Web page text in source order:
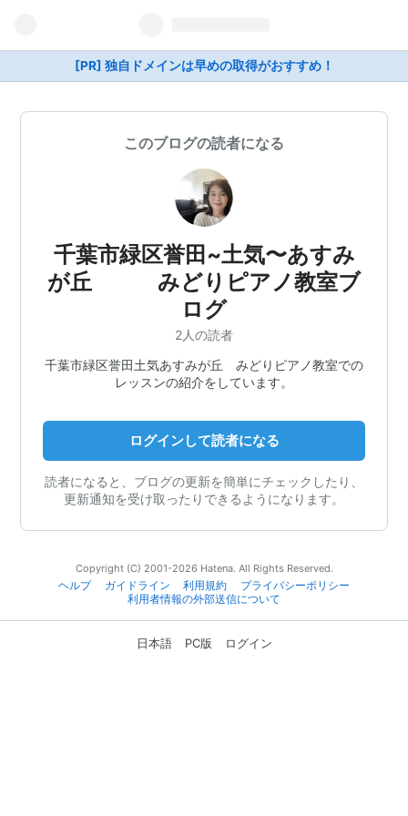
[PR] 独自ドメインは早めの取得がおすすめ！
このブログの読者になる
千葉市緑区誉田~土気〜あすみ
が丘 みどりピアノ教室ブ
ログ
2人の読者
千葉市緑区誉田土気あすみが丘 みどりピアノ教室での
レッスンの紹介をしています。
ログインして読者になる
読者になると、ブログの更新を簡単にチェックしたり、
更新通知を受け取ったりできるようになります。
Copyright (C) 2001-2026 Hatena. All Rights Reserved.
ヘルプ
ガイドライン 利用規約
プライバシーポリシー
利用者情報の外部送信について
日本語 PC版 ログイン